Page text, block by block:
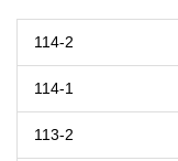
114-2
114-1
113-2